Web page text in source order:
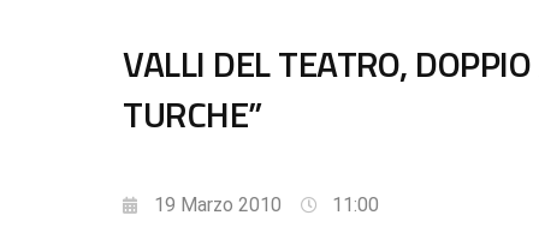
VALLI DEL TEATRO,
TURCHE”
19 Marzo 2010 11:00